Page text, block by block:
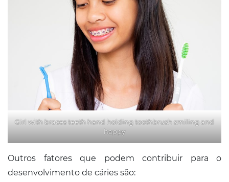
Girl with braces teeth hand holding toothbrush smiling and
happy
Outros fatores que podem contribuir para o
desenvolvimento de cáries são: